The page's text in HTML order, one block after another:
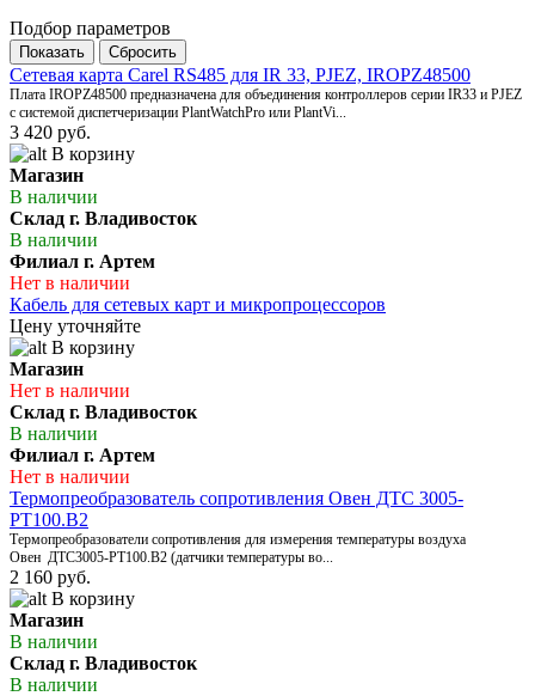
Подбор параметров
Сетевая карта Carel RS485 для IR 33, PJEZ, IROPZ48500
Плата IROPZ48500 предназначена для объединения контроллеров серии IR33 и PJEZ
с системой диспетчеризации PlantWatchPro или PlantVi...
3 420 руб.
В корзину
Магазин
В наличии
Склад г. Владивосток
В наличии
Филиал г. Артем
Нет в наличии
Кабель для сетевых карт и микропроцессоров
Цену уточняйте
В корзину
Магазин
Нет в наличии
Склад г. Владивосток
В наличии
Филиал г. Артем
Нет в наличии
Термопреобразователь сопротивления Овен ДТС 3005-
РТ100.В2
Термопреобразователи сопротивления для измерения температуры воздуха
Овен ДТС3005-РТ100.В2 (датчики температуры во...
2 160 руб.
В корзину
Магазин
В наличии
Склад г. Владивосток
В наличии